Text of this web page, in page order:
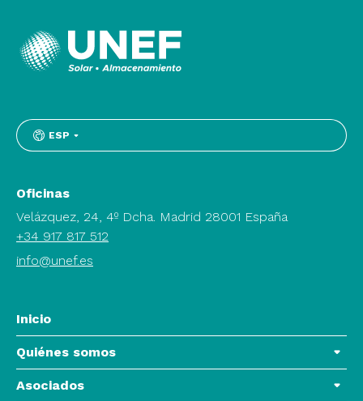
ESP
Oficinas
Velázquez, 24, 4º Dcha. Madrid 28001 España
+34 917 817 512
info@unef.es
Inicio
Quiénes somos
Asociados